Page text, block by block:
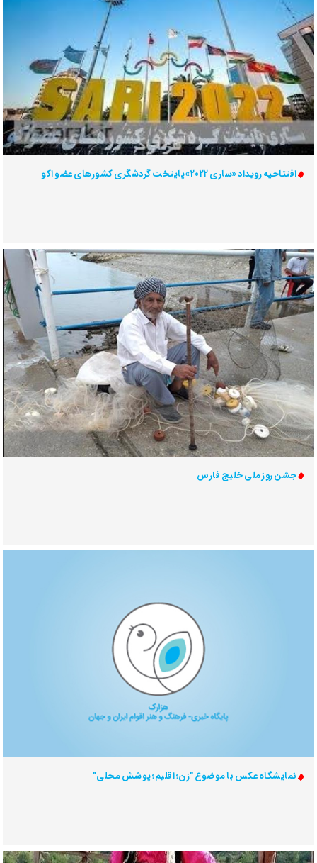
افتتاحیه رویداد «ساری ۲۰۲۲»پایتخت گردشگری کشورهای عضو اکو
جشن روز ملی خلیج فارس
نمایشگاه عکس با موضوع "زن؛ اقلیم؛ پوشش محلی"